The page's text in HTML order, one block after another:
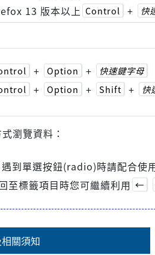
13 版本以上 Control + 快
+ Option +
快速鍵字母
+ Option + Shift + 快
瀏覽資料：
到單選按鈕(radio)時請配合使
至標籤項目時您可繼續利用 ←
關須知